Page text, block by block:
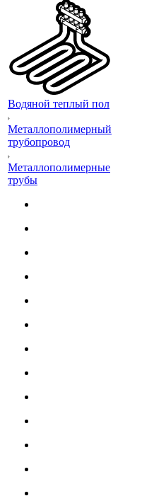
Водяной теплый пол
Металлополимерный
трубопровод
Металлополимерные
трубы